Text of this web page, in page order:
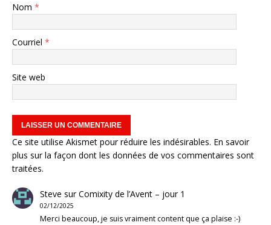
Nom *
Courriel *
Site web
Ce site utilise Akismet pour réduire les indésirables. En savoir
plus sur la façon dont les données de vos commentaires sont
traitées.
Steve surComixity de l’Avent – jour 1
02/12/2025
Merci beaucoup, je suis vraiment content que ça plaise :-)